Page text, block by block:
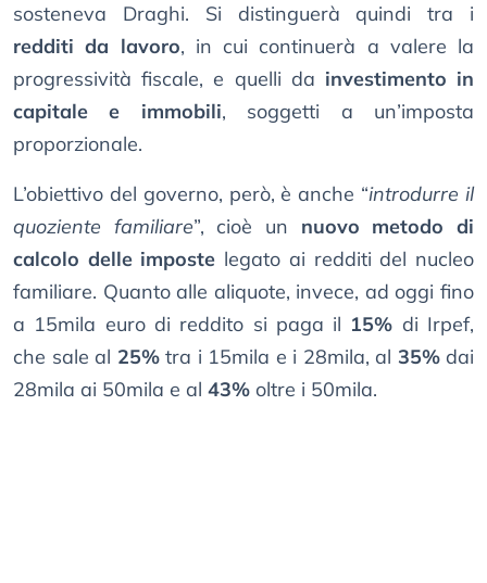
sosteneva Draghi. Si distinguerà quindi tra i
redditi da lavoro, in cui continuerà a valere la
progressività fiscale, e quelli da investimento in
capitale e immobili, soggetti a un’imposta
proporzionale.
L’obiettivo del governo, però, è anche “introdurre il
quoziente familiare”, cioè un nuovo metodo di
calcolo delle imposte legato ai redditi del nucleo
familiare. Quanto alle aliquote, invece, ad oggi fino
a 15mila euro di reddito si paga il 15% di Irpef,
che sale al 25%tra i 15mila e i 28mila, al 35%dai
28mila ai 50mila e al 43% oltre i 50mila.